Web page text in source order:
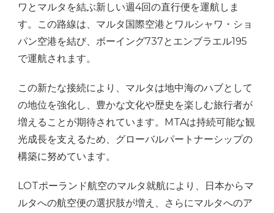
ワとマルタを結ぶ新しい週4回の直行便を運航しま
す。この路線は、マルタ国際空港とワルシャワ・ショ
パン空港を結び、ボーイング737とエンブラエル195
で運航されます。
この新たな接続により、マルタは地中海のハブとして
の地位を強化し、豊かな文化や歴史を楽しむ旅行者が
増えることが期待されています。MTAは持続可能な観
光成長を支えるため、グローバルパートナーシップの
構築に努めています。
LOTポーランド航空のマルタ就航により、日本からマ
ルタへの航空便の選択肢が増え、さらにマルタへのア